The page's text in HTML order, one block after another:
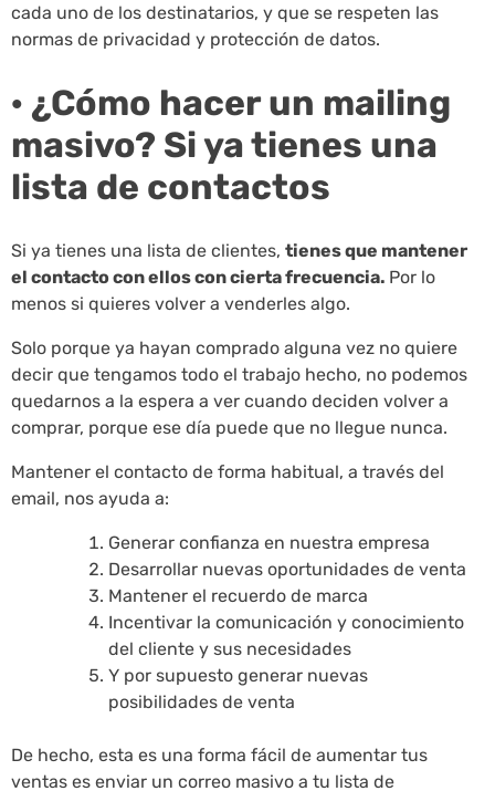
cada uno de los destinatarios, y que se respeten las
normas de privacidad y protección de datos.
· ¿Cómo hacer un mailing
masivo? Si ya tienes una
lista de contactos
Si ya tienes una lista de clientes, tienes que mantener
el contacto con ellos con cierta frecuencia. Por lo
menos si quieres volver a venderles algo.
Solo porque ya hayan comprado alguna vez no quiere
decir que tengamos todo el trabajo hecho, no podemos
quedarnos a la espera a ver cuando deciden volver a
comprar, porque ese día puede que no llegue nunca.
Mantener el contacto de forma habitual, a través del
email, nos ayuda a:
Generar confianza en nuestra empresa
Desarrollar nuevas oportunidades de venta
Mantener el recuerdo de marca
Incentivar la comunicación y conocimiento
del cliente y sus necesidades
Y por supuesto generar nuevas
posibilidades de venta
De hecho, esta es una forma fácil de aumentar tus
ventas es enviar un correo masivo a tu lista de